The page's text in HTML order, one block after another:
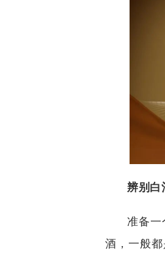
辨别白
准备一
酒，一般